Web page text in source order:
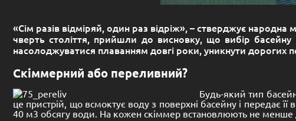
«Сім разів відміряй, один раз відріж», – стверджує
чверть століття, прийшли до висновку, що вибір
насолоджуватися плаванням довгі роки, уникнути дорогих
Скіммерний або переливний?
Будь-який тип
це пристрій, що всмоктує воду з поверхні басейну і передає
40 м3 обсягу води. На кожен скіммер встановлюють не менше